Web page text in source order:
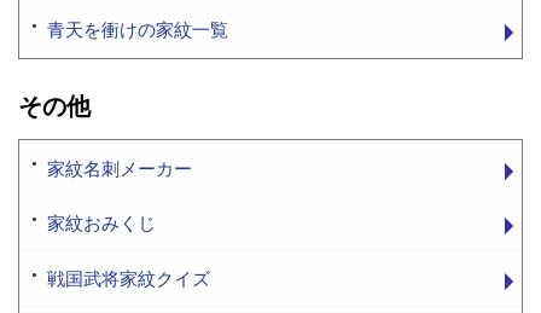
青天を衝けの家紋一覧
その他
家紋名刺メーカー
家紋おみくじ
戦国武将家紋クイズ